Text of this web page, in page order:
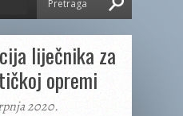
liječnika za
opremi
2020.